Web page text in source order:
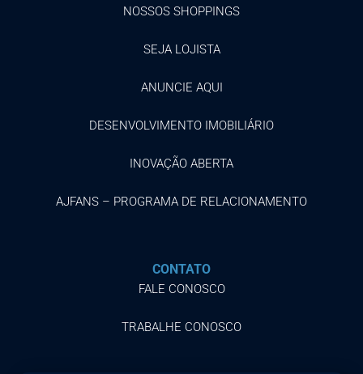
NOSSOS SHOPPINGS
SEJA LOJISTA
ANUNCIE AQUI
DESENVOLVIMENTO IMOBILIÁRIO
INOVAÇÃO ABERTA
AJFANS – PROGRAMA DE RELACIONAMENTO
CONTATO
FALE CONOSCO
TRABALHE CONOSCO